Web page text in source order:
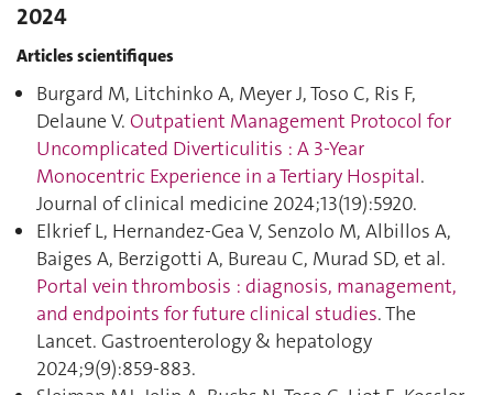
2024
Articles scientifiques
Burgard M, Litchinko A, Meyer J, Toso C, Ris F,
Delaune V. Outpatient Management Protocol for
Uncomplicated Diverticulitis : A 3-Year
Monocentric Experience in a Tertiary Hospital.
Journal of clinical medicine 2024;13(19):5920.
Elkrief L, Hernandez-Gea V, Senzolo M, Albillos A,
Baiges A, Berzigotti A, Bureau C, Murad SD, et al.
Portal vein thrombosis : diagnosis, management,
and endpoints for future clinical studies. The
Lancet. Gastroenterology & hepatology
2024;9(9):859‑883.